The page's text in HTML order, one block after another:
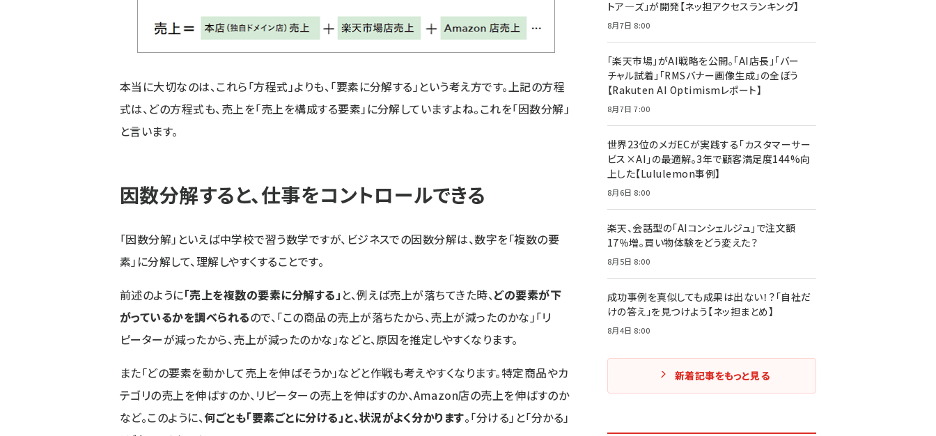
本当に大切なのは、これら「方程式」よりも、「要素に分解する」という考え方です。上記の方程
式は、どの方程式も、売上を「売上を構成する要素」に分解していますよね。これを「因数分解」
と言います。
因数分解すると、仕事をコントロールできる
「因数分解」といえば中学校で習う数学ですが、ビジネスでの因数分解は、数字を「複数の要
素」に分解して、理解しやすくすることです。
前述のように「売上を複数の要素に分解する」 と、例えば売上が落ちてきた時、どの要素が下
がっているかを調べられるので、「この商品の売上が落ちたから、売上が減ったのかな」「リ
ピーターが減ったから、売上が減ったのかな」などと、原因を推定しやすくなります。
また「どの要素を動かして売上を伸ばそうか」などと作戦も考えやすくなります。特定商品やカ
テゴリの売上を伸ばすのか、リピーターの売上を伸ばすのか、Amazon店の売上を伸ばすのか
など。このように、何ごとも「要素ごとに分ける」と、状況がよく分かります。「分ける」と「分かる」
トア―ズ」が開発【ネッ担アクセスランキング】
8月7日 8:00
「楽天市場」がAI戦略を公開。「AI店長」「バー
チャル試着」「RMSバナー画像生成」の全ぼう
【Rakuten AI Optimismレポート】
8月7日 7:00
世界23位のメガECが実践する「カスタマーサー
ビス×AI」の最適解。3年で顧客満足度144%向
上した【Lululemon事例】
8月6日 8:00
楽天、会話型の「AIコンシェルジュ」で注文額
17％増。買い物体験をどう変えた？
8月5日 8:00
成功事例を真似しても成果は出ない！？「自社だ
けの答え」を見つけよう【ネッ担まとめ】
8月4日 8:00
新着記事をもっと見る